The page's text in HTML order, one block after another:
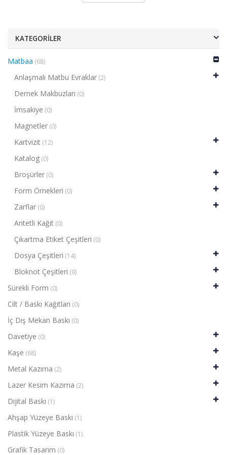
KATEGORILER
Matbaa (68)
Anlaşmalı Matbu Evraklar (2)
Dernek Makbuzları (0)
İmsakiye (0)
Magnetler (0)
Kartvizit (12)
Katalog (0)
Broşürler (0)
Form Örnekleri (0)
Zarflar (0)
Antetli Kağıt (0)
Çıkartma Etiket Çeşitleri (0)
Dosya Çeşitleri (14)
Bloknot Çeşitleri (9)
Sürekli Form (0)
Cilt / Baskı Kağıtları (0)
İç Dış Mekan Baskı (0)
Davetiye (0)
Kaşe (68)
Metal Kazıma (2)
Lazer Kesim Kazıma (2)
Dijital Baskı (1)
Ahşap Yüzeye Baskı (1)
Plastik Yüzeye Baskı (1)
Grafik Tasarım (0)